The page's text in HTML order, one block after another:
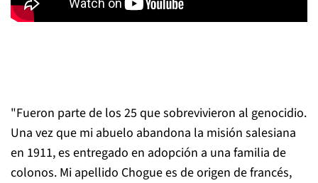
"Fueron parte de los 25 que sobrevivieron al genocidio.
Una vez que mi abuelo abandona la misión salesiana
en 1911, es entregado en adopción a una familia de
colonos. Mi apellido Chogue es de origen de francés,